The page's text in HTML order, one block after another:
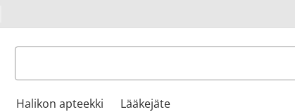
Haku
Halikon apteekki Lääkejäte